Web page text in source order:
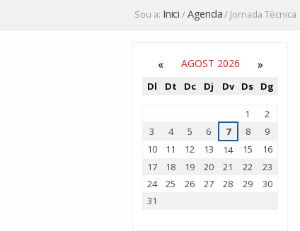
Sou a: Inici /Agenda/ Jornada Tècnica
« AGOST 2026 »
Dl Dt Dc Dj Dv Ds Dg
1
2
3
4 5 6 7 8
9
10
11 12 13 14 15
16
17
18 19 20 21 22
23
24
25 26 27 28 29
30
31